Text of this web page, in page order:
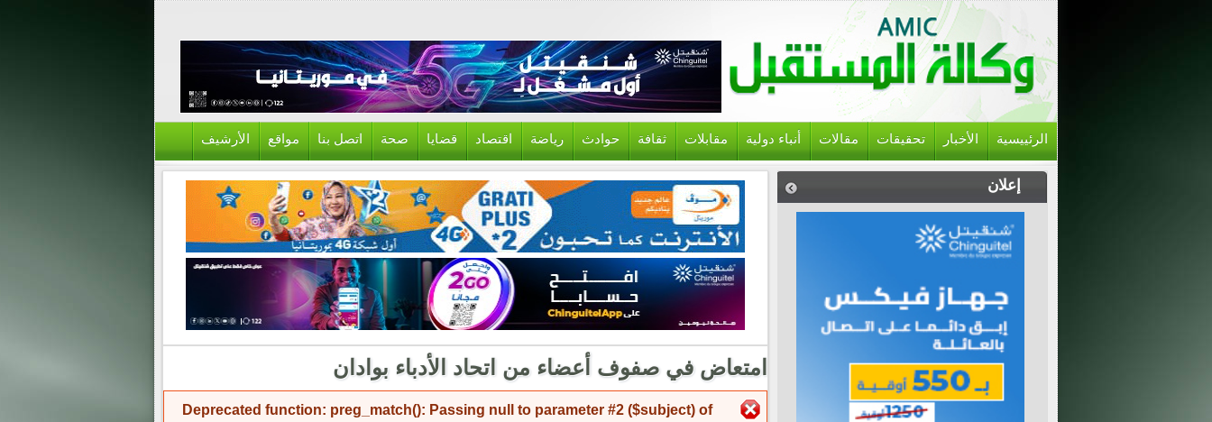
الرئييسية الأخبار تحقيقات مقالات أنباء دولية مقابلات ثقافة حوادث رياضة اقتصاد قضايا صحة اتصل بنا مواقع الأرشيف
إعلان
امتعاض في صفوف أعضاء من اتحاد الأدباء بوادان
رسالة الخطأ Deprecated function: preg_match(): Passing null to parameter #2 ($subject) of